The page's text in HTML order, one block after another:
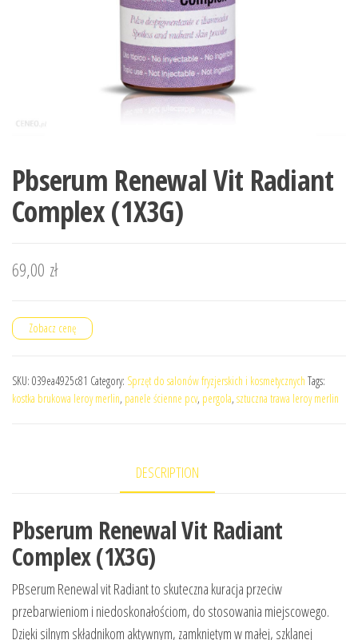
Pbserum Renewal Vit Radiant
Complex (1X3G)
69,00 zł
Zobacz cenę
SKU: 039ea4925c81 Category: Sprzęt do salonów fryzjerskich i kosmetycznych Tags:
kostka brukowa leroy merlin, panele ścienne pcv, pergola, sztuczna trawa leroy merlin
DESCRIPTION
Pbserum Renewal Vit Radiant
Complex (1X3G)
PBserum Renewal vit Radiant to skuteczna kuracja przeciw
przebarwieniom i niedoskonałościom, do stosowania miejscowego.
Dzięki silnym składnikom aktywnym, zamkniętym w małej, szklanej